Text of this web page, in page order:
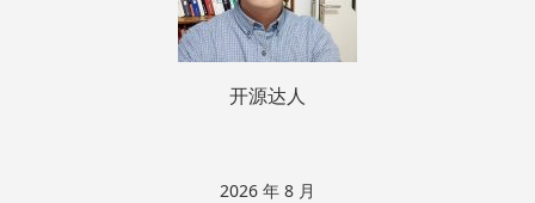
开源达人
2026 年 8 月